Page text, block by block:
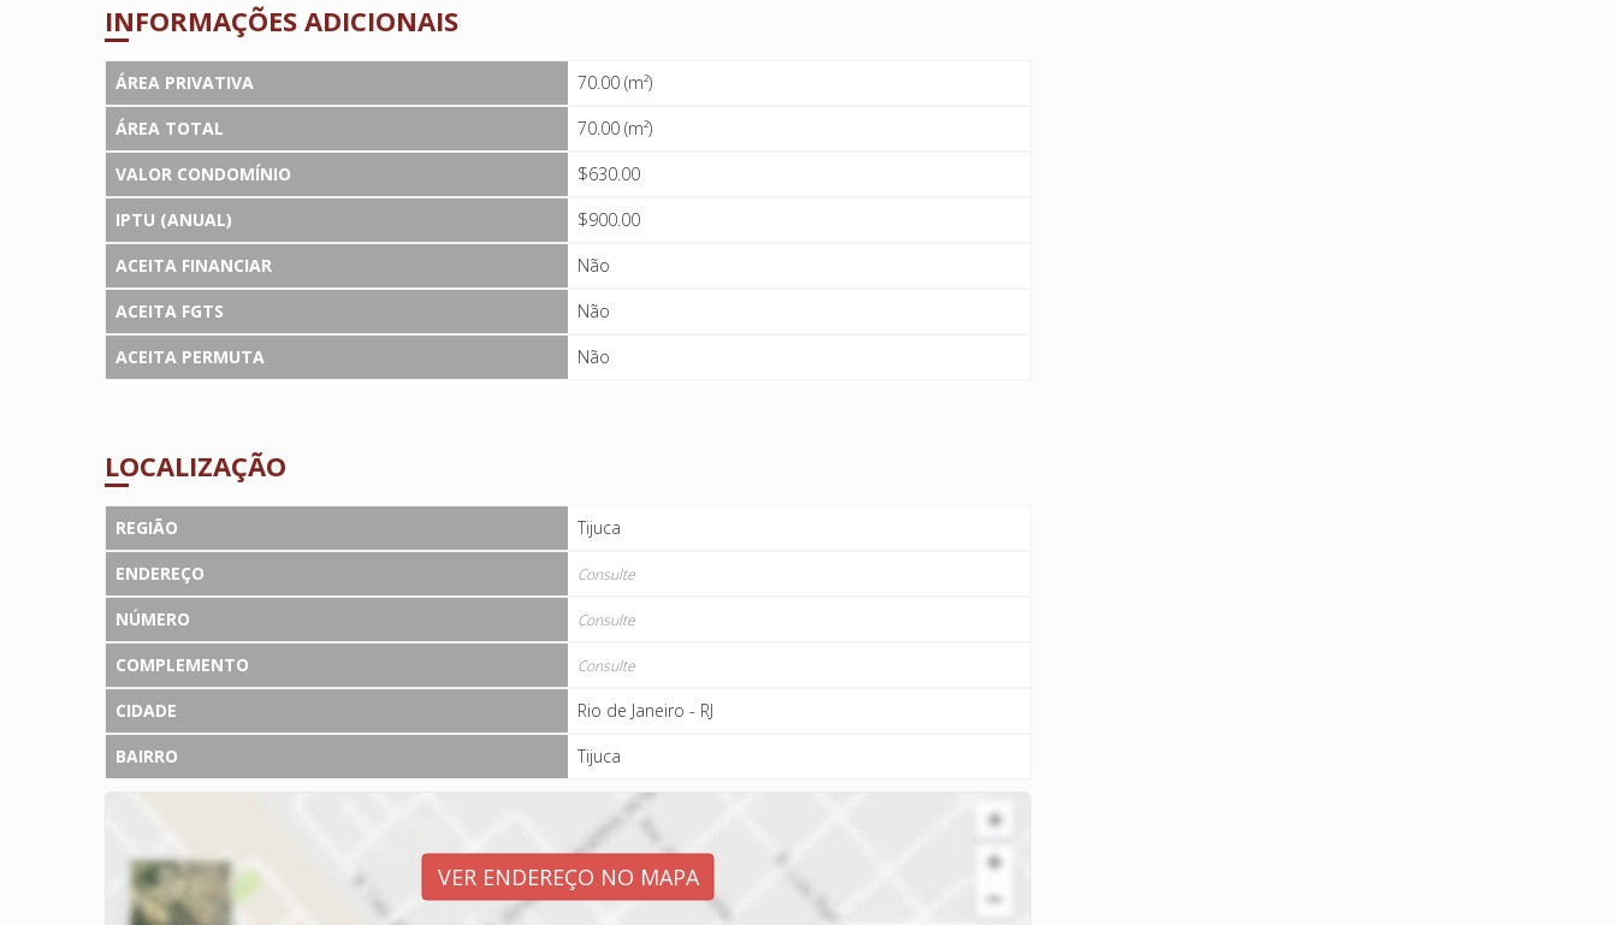
INFORMAÇÕES ADICIONAIS
ÁREA PRIVATIVA
70.00 (m²)
ÁREA TOTAL
70.00 (m²)
VALOR CONDOMÍNIO
$630.00
IPTU (ANUAL)
$900.00
ACEITA FINANCIAR
Não
ACEITA FGTS
Não
ACEITA PERMUTA
Não
LOCALIZAÇÃO
REGIÃO
Tijuca
ENDEREÇO
Consulte
NÚMERO Consulte
COMPLEMENTO Consulte
CIDADE
Rio de Janeiro - RJ
BAIRRO
Tijuca
VER ENDEREÇO NO MAPA